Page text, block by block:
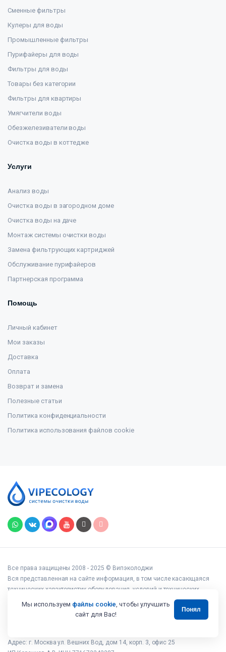
Сменные фильтры
Кулеры для воды
Промышленные фильтры
Пурифайеры для воды
Фильтры для воды
Товары без категории
Фильтры для квартиры
Умягчители воды
Обезжелезиватели воды
Очистка воды в коттедже
Услуги
Анализ воды
Очистка воды в загородном доме
Очистка воды на даче
Монтаж системы очистки воды
Замена фильтрующих картриджей
Обслуживание пурифайеров
Партнерская программа
Помощь
Личный кабинет
Мои заказы
Доставка
Оплата
Возврат и замена
Полезные статьи
Политика конфиденциальности
Политика использования файлов cookie
Все права защищены 2008 - 2025 © Випэколоджи
Вся представленная на сайте информация, в том числе касающаяся
технических характеристик оборудования, условий и технических
возможностей подключения, наличия на складе, стоимости товаров и
услуг, носит информационный характер и ни при каких условиях не
является публичной офертой, определяемой положениями статьи 437
Адрес: г. Москва ул. Вешних Вод, дом 14, корп. 3, офис 25
Мы используем файлы cookie, чтобы улучшить
сайт для Вас!
Понял